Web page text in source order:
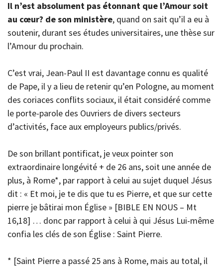
Il n’est absolument pas étonnant que l’Amour soit
au cœur? de son ministère, quand on sait qu’il a eu à
soutenir, durant ses études universitaires, une thèse sur
l’Amour du prochain.
C’est vrai, Jean-Paul II est davantage connu es qualité
de Pape, il y a lieu de retenir qu’en Pologne, au moment
des coriaces conflits sociaux, il était considéré comme
le porte-parole des Ouvriers de divers secteurs
d’activités, face aux employeurs publics/privés.
De son brillant pontificat, je veux pointer son
extraordinaire longévité + de 26 ans, soit une année de
plus, à Rome*, par rapport à celui au sujet duquel Jésus
dit : « Et moi, je te dis que tu es Pierre, et que sur cette
pierre je bâtirai mon Église » [BIBLE EN NOUS – Mt
16,18] … donc par rapport à celui à qui Jésus Lui-même
confia les clés de son Église : Saint Pierre.
* [Saint Pierre a passé 25 ans à Rome, mais au total, il